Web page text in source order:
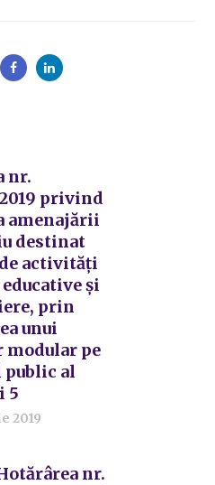
nr.
privind
amenajării
destinat
activități
și
prin
unui
modular pe
public al
5
2019
nr.